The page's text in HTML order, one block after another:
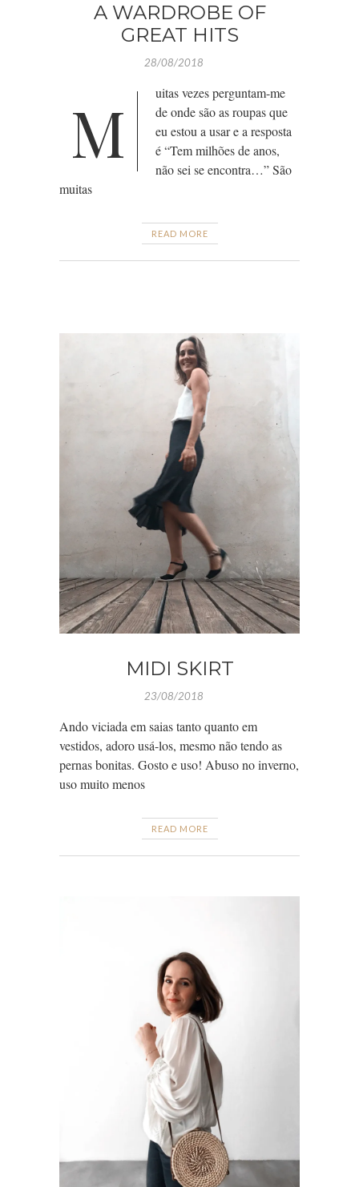
A WARDROBE OF
GREAT HITS
28/08/2018
M
uitas vezes perguntam-me
de onde são as roupas que
eu estou a usar e a resposta
é “Tem milhões de anos,
não sei se encontra…” São
muitas
READ MORE
MIDI SKIRT
23/08/2018
Ando viciada em saias tanto quanto em
vestidos, adoro usá-los, mesmo não tendo as
pernas bonitas. Gosto e uso! Abuso no inverno,
uso muito menos
READ MORE